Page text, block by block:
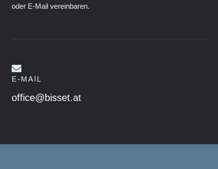
oder E-Mail vereinbaren.
E-MAIL
office@bisset.at